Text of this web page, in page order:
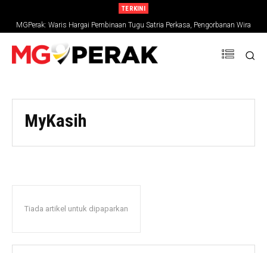
TERKINI
MGPerak: Waris Hargai Pembinaan Tugu Satria Perkasa, Pengorbanan Wira
Negara Terus Dikenang
MyKasih
Tiada artikel untuk dipaparkan